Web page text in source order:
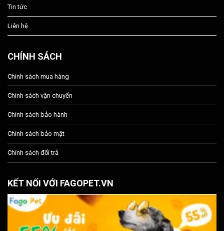
Tin tức
Liên hệ
CHÍNH SÁCH
Chính sách mua hàng
Chính sách vận chuyển
Chính sách bảo hành
Chính sách bảo mật
Chính sách đổi trả
KẾT NỐI VỚI FAGOPET.VN